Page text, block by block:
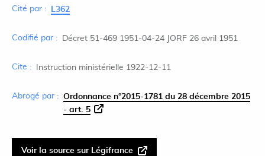
Cité par : L362
Codifié par : Décret 51-469 1951-04-24 JORF 26 avril 1951
Cite : Instruction ministérielle 1922-12-11
Abrogé par : Ordonnance n°2015-1781 du 28 décembre 2015
- art. 5
Voir la source sur Légifrance